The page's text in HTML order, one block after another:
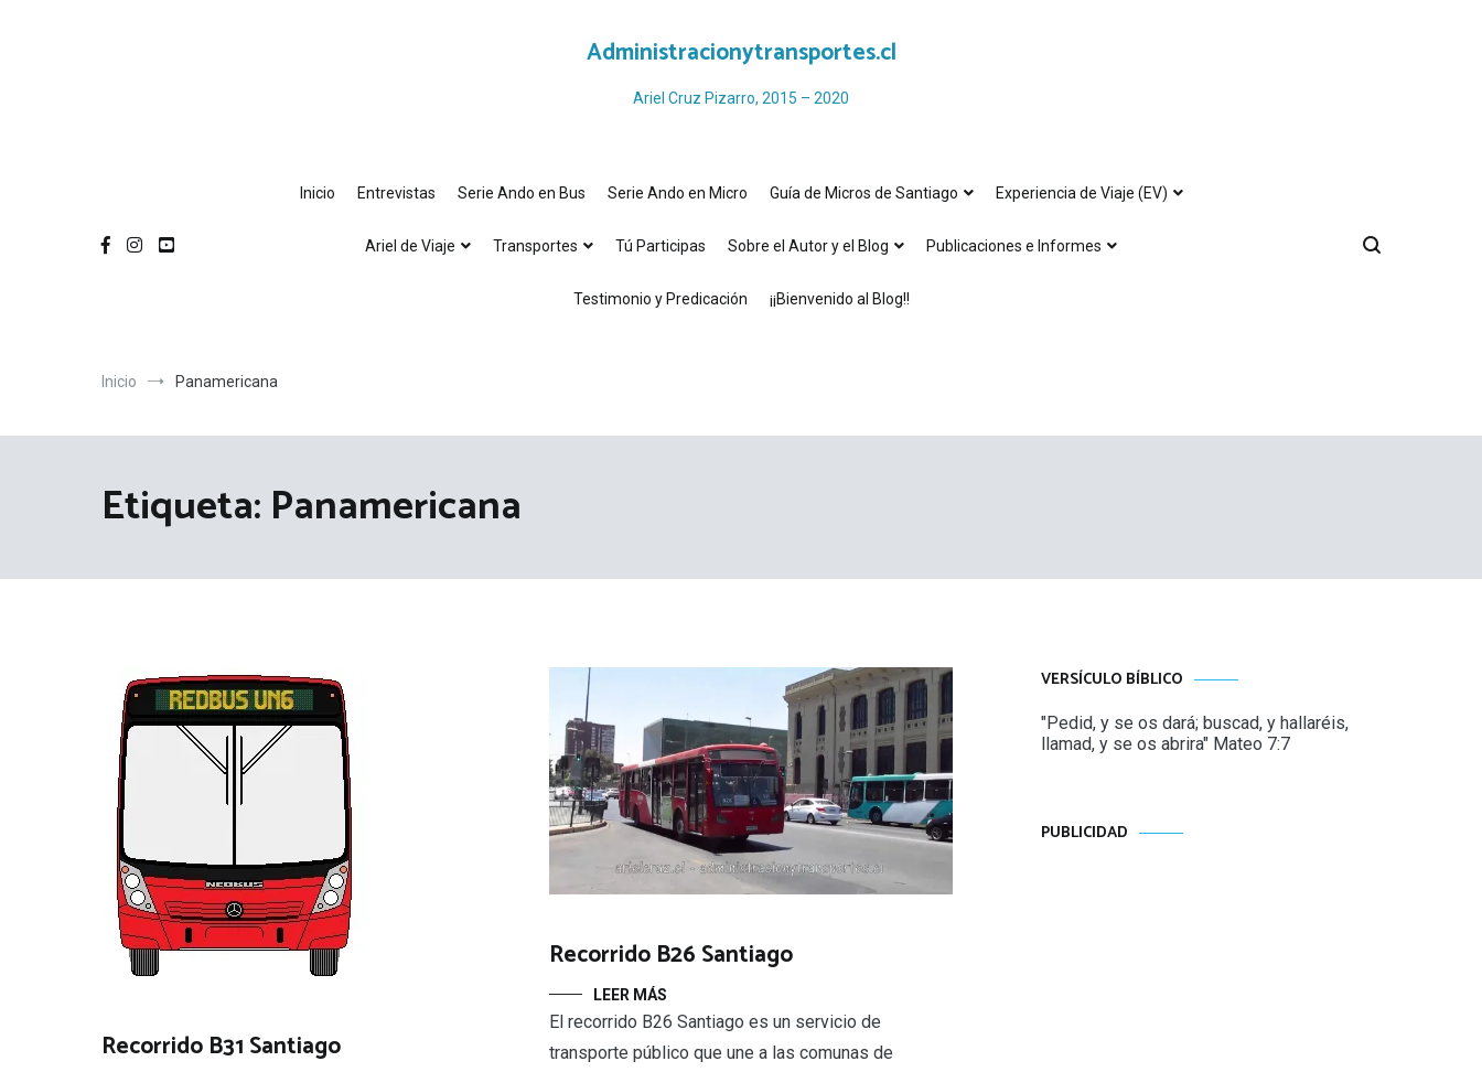
Administracionytransportes.cl
Ariel Cruz Pizarro, 2015 – 2020
Inicio Entrevistas Serie Ando en Bus Serie Ando en Micro Guía de Micros de Santiago Experiencia de Viaje (EV)
Ariel de Viaje Transportes Tú Participas Sobre el Autor y el Blog Publicaciones e Informes
Testimonio y Predicación ¡¡Bienvenido al Blog!!
Inicio Panamericana
Etiqueta: Panamericana
Recorrido B31 Santiago
Recorrido B26 Santiago
LEER MÁS
El recorrido B26 Santiago es un servicio de
transporte público que une a las comunas de
VERSÍCULO BÍBLICO
"Pedid, y se os dará; buscad, y hallaréis,
llamad, y se os abrira" Mateo 7:7
PUBLICIDAD